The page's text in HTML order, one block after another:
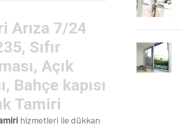
Arıza 7/24
Sıfır
Açık
Bahçe kapısı
Tamiri
hizmetleri ile dükkan